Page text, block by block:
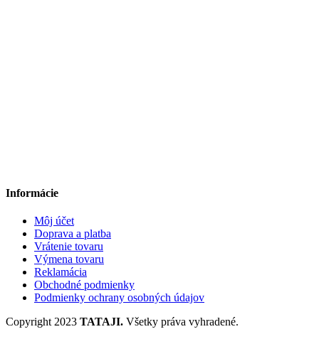
Informácie
Môj účet
Doprava a platba
Vrátenie tovaru
Výmena tovaru
Reklamácia
Obchodné podmienky
Podmienky ochrany osobných údajov
Copyright 2023 TATAJI. Všetky práva vyhradené.